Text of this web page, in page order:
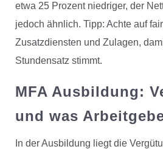
etwa 25 Prozent niedriger, der
jedoch ähnlich. Tipp: Achte auf
Zusatzdiensten und Zulagen,
Stundensatz stimmt.
MFA Ausbildung:
und was
In der Ausbildung liegt die